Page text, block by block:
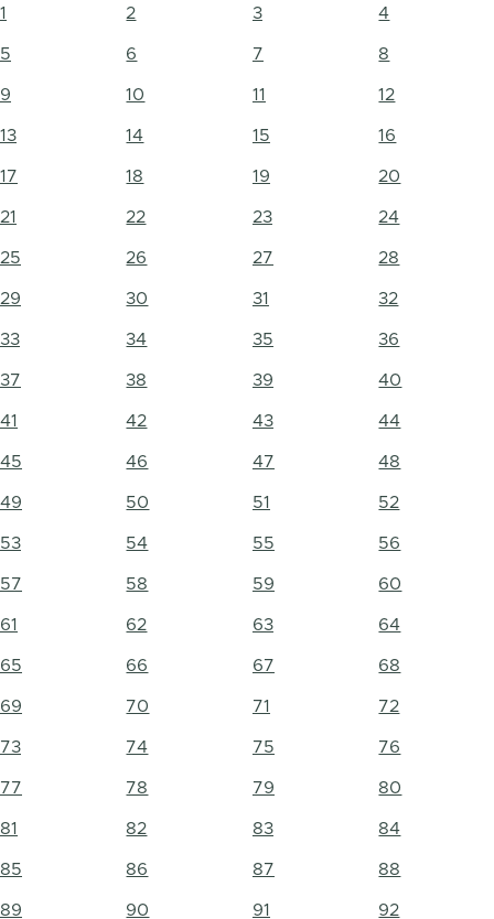
1 2 3 4
5 6 7 8
9 10 11 12
13 14 15 16
17 18 19 20
21 22 23 24
25 26 27 28
29 30 31 32
33 34 35 36
37 38 39 40
41 42 43 44
45 46 47 48
49 50 51 52
53 54 55 56
57 58 59 60
61 62 63 64
65 66 67 68
69 70 71 72
73 74 75 76
77 78 79 80
81 82 83 84
85 86 87 88
89 90 91 92